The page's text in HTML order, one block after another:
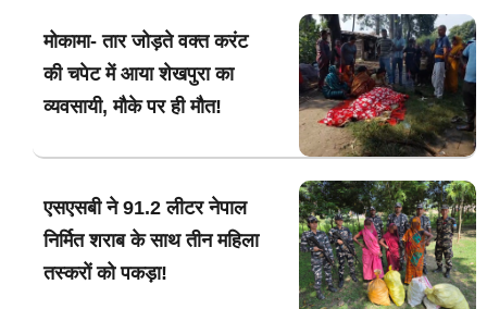
मोकामा- तार जोड़ते वक्त करंट
की चपेट में आया शेखपुरा का
व्यवसायी, मौके पर ही मौत!
एसएसबी ने 91.2 लीटर नेपाल
निर्मित शराब के साथ तीन महिला
तस्करों को पकड़ा!